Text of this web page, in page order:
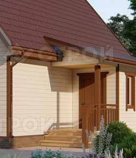
Панорамные окна
Плоская крыша
Сауна